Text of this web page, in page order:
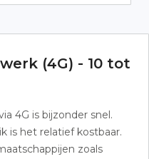
(4G) - 10 tot
4G is bijzonder snel.
is het relatief kostbaar.
zoals